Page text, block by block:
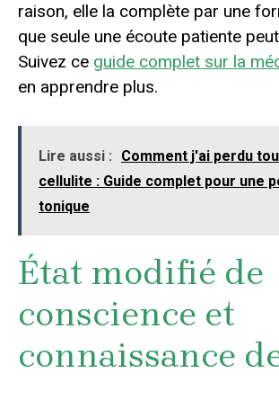
raison, elle la complète par une
que seule une écoute patiente
Suivez ce guide complet sur la
en apprendre plus.
Lire aussi :
Comment j'ai perdu
cellulite : Guide complet pour une
tonique
État modifié de
conscience et
connaissance